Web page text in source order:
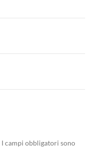
I campi obbligatori sono